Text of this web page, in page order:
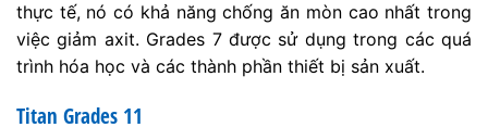
thực tế, nó có khả năng chống ăn mòn cao nhất trong
việc giảm axit. Grades 7 được sử dụng trong các quá
trình hóa học và các thành phần thiết bị sản xuất.
Titan Grades 11